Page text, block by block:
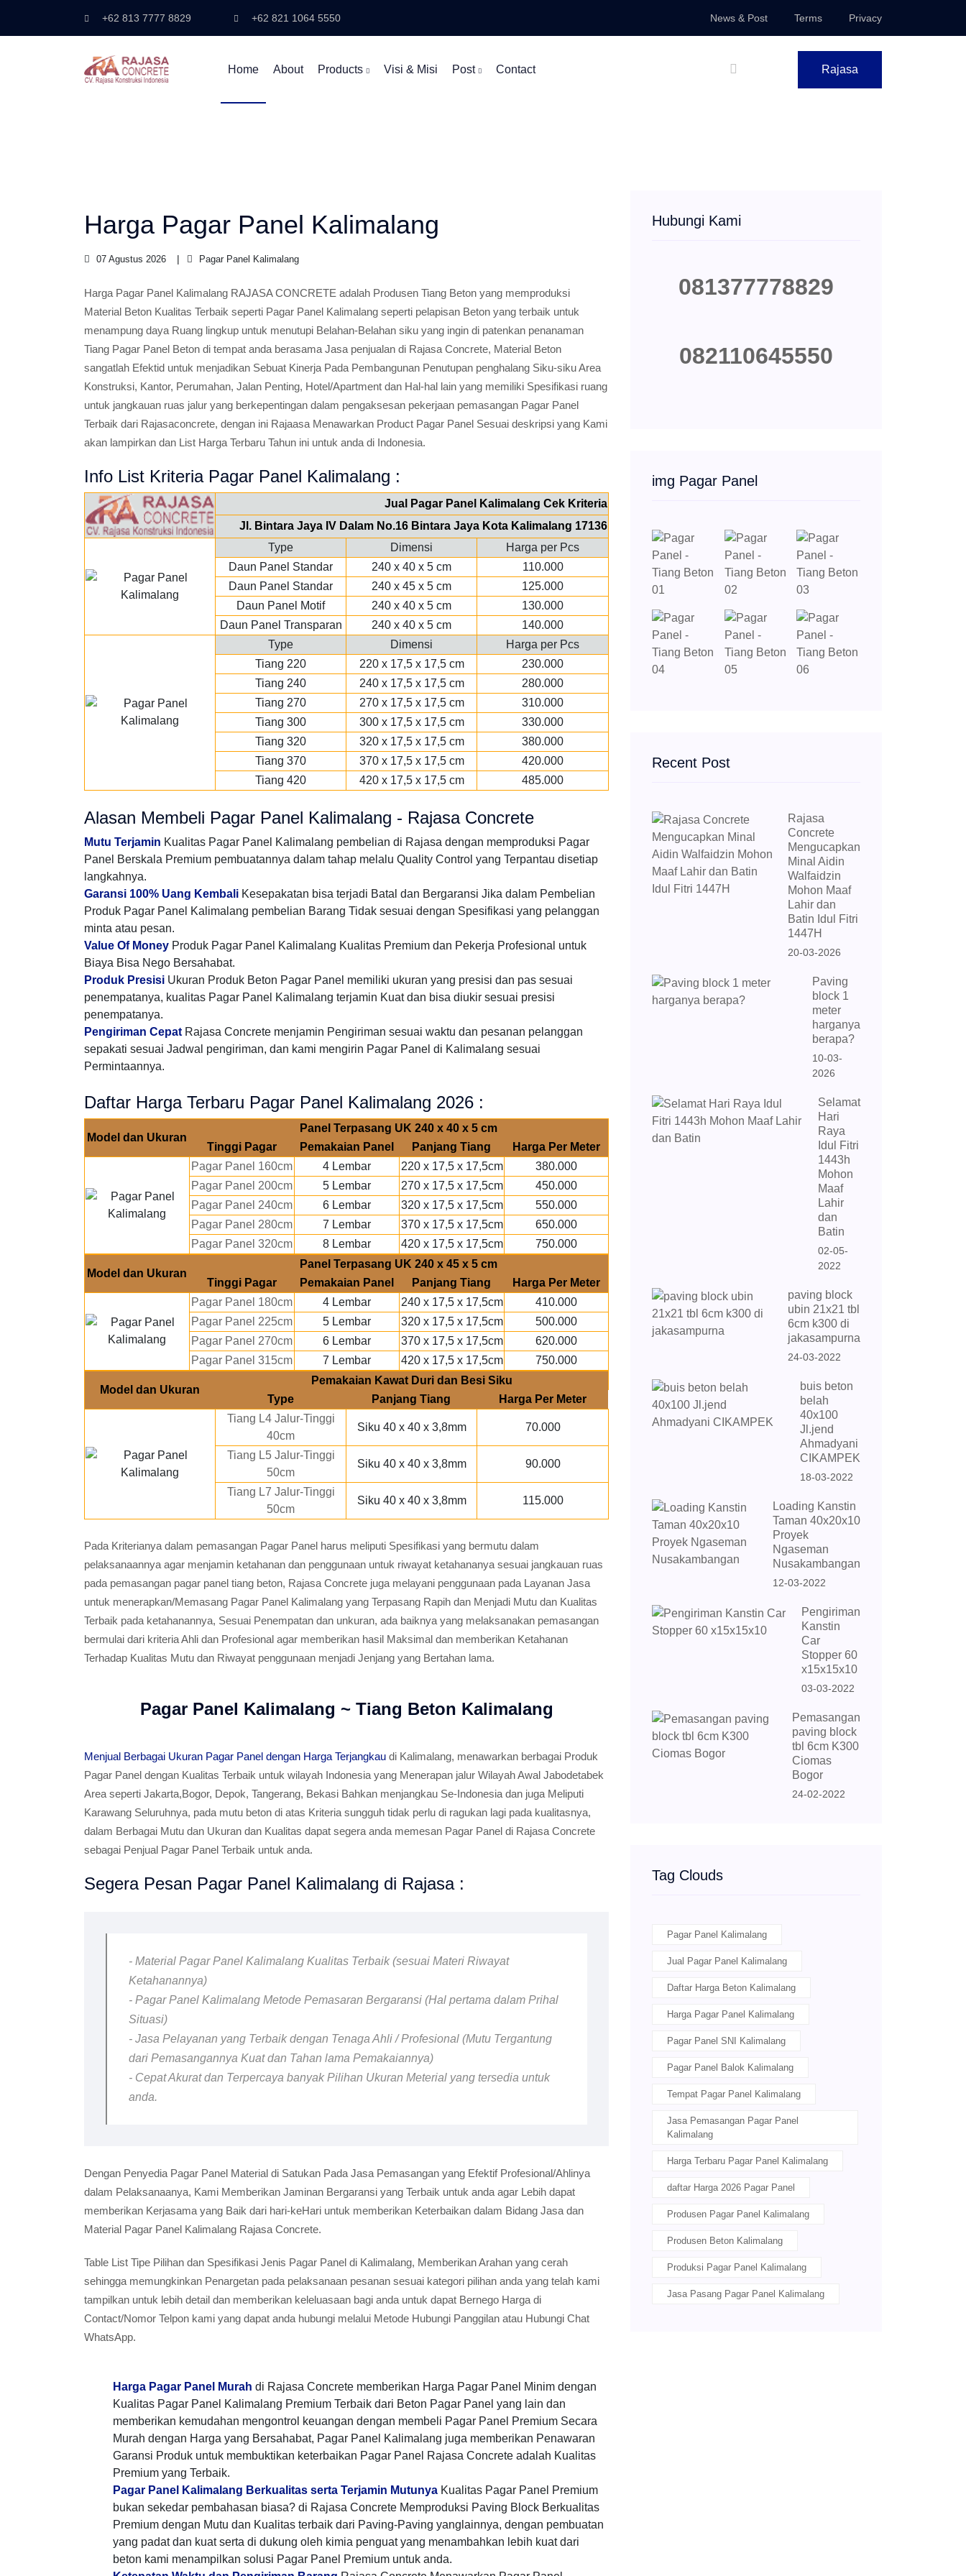
+62 813 7777 8829 +62 821 1064 5550 News & Post Terms Privacy
Home About Products Visi & Misi Post Contact Rajasa
Harga Pagar Panel Kalimalang
07 Agustus 2026 Pagar Panel Kalimalang
Harga Pagar Panel Kalimalang RAJASA CONCRETE adalah Produsen Tiang Beton yang memproduksi
Material Beton Kualitas Terbaik seperti Pagar Panel Kalimalang seperti pelapisan Beton yang terbaik untuk
menampung daya Ruang lingkup untuk menutupi Belahan-Belahan siku yang ingin di patenkan penanaman
Tiang Pagar Panel Beton di tempat anda berasama Jasa penjualan di Rajasa Concrete, Material Beton
sangatlah Efektid untuk menjadikan Sebuat Kinerja Pada Pembangunan Penutupan penghalang Siku-siku Area
Konstruksi, Kantor, Perumahan, Jalan Penting, Hotel/Apartment dan Hal-hal lain yang memiliki Spesifikasi ruang
untuk jangkauan ruas jalur yang berkepentingan dalam pengaksesan pekerjaan pemasangan Pagar Panel
Terbaik dari Rajasaconcrete, dengan ini Rajaasa Menawarkan Product Pagar Panel Sesuai deskripsi yang Kami
akan lampirkan dan List Harga Terbaru Tahun ini untuk anda di Indonesia.
Info List Kriteria Pagar Panel Kalimalang :
Jual Pagar Panel Kalimalang Cek Kriteria
Jl. Bintara Jaya IV Dalam No.16 Bintara Jaya Kota Kalimalang 17136
Type
Dimensi
Harga per Pcs
Daun Panel Standar
240 x 40 x 5 cm
110.000
Daun Panel Standar
240 x 45 x 5 cm
125.000
Daun Panel Motif
240 x 40 x 5 cm
130.000
Daun Panel Transparan
240 x 40 x 5 cm
140.000
Type
Dimensi
Harga per Pcs
Tiang 220
220 x 17,5 x 17,5 cm
230.000
Tiang 240
240 x 17,5 x 17,5 cm
280.000
Tiang 270
270 x 17,5 x 17,5 cm
310.000
Tiang 300
300 x 17,5 x 17,5 cm
330.000
Tiang 320
320 x 17,5 x 17,5 cm
380.000
Tiang 370
370 x 17,5 x 17,5 cm
420.000
Tiang 420
420 x 17,5 x 17,5 cm 485.000
Alasan Membeli Pagar Panel Kalimalang - Rajasa Concrete
Mutu Terjamin Kualitas Pagar Panel Kalimalang pembelian di Rajasa dengan memproduksi Pagar
Panel Berskala Premium pembuatannya dalam tahap melalu Quality Control yang Terpantau disetiap
langkahnya.
Garansi 100% Uang Kembali Kesepakatan bisa terjadi Batal dan Bergaransi Jika dalam Pembelian
Produk Pagar Panel Kalimalang pembelian Barang Tidak sesuai dengan Spesifikasi yang pelanggan
minta atau pesan.
Value Of Money Produk Pagar Panel Kalimalang Kualitas Premium dan Pekerja Profesional untuk
Biaya Bisa Nego Bersahabat.
Produk Presisi Ukuran Produk Beton Pagar Panel memiliki ukuran yang presisi dan pas sesuai
penempatanya, kualitas Pagar Panel Kalimalang terjamin Kuat dan bisa diukir sesuai presisi
penempatanya.
Pengiriman Cepat Rajasa Concrete menjamin Pengiriman sesuai waktu dan pesanan pelanggan
sepakati sesuai Jadwal pengiriman, dan kami mengirin Pagar Panel di Kalimalang sesuai
Permintaannya.
Daftar Harga Terbaru Pagar Panel Kalimalang 2026 :
Model dan Ukuran
Panel Terpasang UK 240 x 40 x 5 cm
Tinggi Pagar
Pemakaian Panel Panjang Tiang
Harga Per Meter
Pagar Panel 160cm
4 Lembar 220 x 17,5 x 17,5cm
380.000
Pagar Panel 200cm
5 Lembar 270 x 17,5 x 17,5cm
450.000
Pagar Panel 240cm
6 Lembar 320 x 17,5 x 17,5cm
550.000
Pagar Panel 280cm
7 Lembar 370 x 17,5 x 17,5cm
650.000
Pagar Panel 320cm
8 Lembar 420 x 17,5 x 17,5cm 750.000
Model dan Ukuran
Panel Terpasang UK 240 x 45 x 5 cm
Tinggi Pagar
Pemakaian Panel Panjang Tiang
Harga Per Meter
Pagar Panel 180cm
4 Lembar 240 x 17,5 x 17,5cm
410.000
Pagar Panel 225cm
5 Lembar 320 x 17,5 x 17,5cm
500.000
Pagar Panel 270cm
6 Lembar 370 x 17,5 x 17,5cm
620.000
Pagar Panel 315cm
7 Lembar 420 x 17,5 x 17,5cm 750.000
Model dan Ukuran
Pemakaian Kawat Duri dan Besi Siku
Type
Panjang Tiang
Harga Per Meter
Tiang L4 Jalur-Tinggi
40cm
Siku 40 x 40 x 3,8mm 70.000
Tiang L5 Jalur-Tinggi
50cm
Siku 40 x 40 x 3,8mm 90.000
Tiang L7 Jalur-Tinggi
50cm
Siku 40 x 40 x 3,8mm 115.000
Pada Kriterianya dalam pemasangan Pagar Panel harus meliputi Spesifikasi yang bermutu dalam
pelaksanaannya agar menjamin ketahanan dan penggunaan untuk riwayat ketahananya sesuai jangkauan ruas
pada pemasangan pagar panel tiang beton, Rajasa Concrete juga melayani penggunaan pada Layanan Jasa
untuk menerapkan/Memasang Pagar Panel Kalimalang yang Terpasang Rapih dan Menjadi Mutu dan Kualitas
Terbaik pada ketahanannya, Sesuai Penempatan dan unkuran, ada baiknya yang melaksanakan pemasangan
bermulai dari kriteria Ahli dan Profesional agar memberikan hasil Maksimal dan memberikan Ketahanan
Terhadap Kualitas Mutu dan Riwayat penggunaan menjadi Jenjang yang Bertahan lama.
Pagar Panel Kalimalang ~ Tiang Beton Kalimalang
Menjual Berbagai Ukuran Pagar Panel dengan Harga Terjangkau di Kalimalang, menawarkan berbagai Produk
Pagar Panel dengan Kualitas Terbaik untuk wilayah Indonesia yang Menerapan jalur Wilayah Awal Jabodetabek
Area seperti Jakarta,Bogor, Depok, Tangerang, Bekasi Bahkan menjangkau Se-Indonesia dan juga Meliputi
Karawang Seluruhnya, pada mutu beton di atas Kriteria sungguh tidak perlu di ragukan lagi pada kualitasnya,
dalam Berbagai Mutu dan Ukuran dan Kualitas dapat segera anda memesan Pagar Panel di Rajasa Concrete
sebagai Penjual Pagar Panel Terbaik untuk anda.
Segera Pesan Pagar Panel Kalimalang di Rajasa :
- Material Pagar Panel Kalimalang Kualitas Terbaik (sesuai Materi Riwayat
Ketahanannya)
- Pagar Panel Kalimalang Metode Pemasaran Bergaransi (Hal pertama dalam Prihal
Situasi)
- Jasa Pelayanan yang Terbaik dengan Tenaga Ahli / Profesional (Mutu Tergantung
dari Pemasangannya Kuat dan Tahan lama Pemakaiannya)
- Cepat Akurat dan Terpercaya banyak Pilihan Ukuran Meterial yang tersedia untuk
anda.
Dengan Penyedia Pagar Panel Material di Satukan Pada Jasa Pemasangan yang Efektif Profesional/Ahlinya
dalam Pelaksanaanya, Kami Memberikan Jaminan Bergaransi yang Terbaik untuk anda agar Lebih dapat
memberikan Kerjasama yang Baik dari hari-keHari untuk memberikan Keterbaikan dalam Bidang Jasa dan
Material Pagar Panel Kalimalang Rajasa Concrete.
Table List Tipe Pilihan dan Spesifikasi Jenis Pagar Panel di Kalimalang, Memberikan Arahan yang cerah
sehingga memungkinkan Penargetan pada pelaksanaan pesanan sesuai kategori pilihan anda yang telah kami
tampilkan untuk lebih detail dan memberikan keleluasaan bagi anda untuk dapat Bernego Harga di
Contact/Nomor Telpon kami yang dapat anda hubungi melalui Metode Hubungi Panggilan atau Hubungi Chat
WhatsApp.
Harga Pagar Panel Murah di Rajasa Concrete memberikan Harga Pagar Panel Minim dengan
Kualitas Pagar Panel Kalimalang Premium Terbaik dari Beton Pagar Panel yang lain dan
memberikan kemudahan mengontrol keuangan dengan membeli Pagar Panel Premium Secara
Murah dengan Harga yang Bersahabat, Pagar Panel Kalimalang juga memberikan Penawaran
Garansi Produk untuk membuktikan keterbaikan Pagar Panel Rajasa Concrete adalah Kualitas
Premium yang Terbaik.
Pagar Panel Kalimalang Berkualitas serta Terjamin Mutunya Kualitas Pagar Panel Premium
bukan sekedar pembahasan biasa? di Rajasa Concrete Memproduksi Paving Block Berkualitas
Premium dengan Mutu dan Kualitas terbaik dari Paving-Paving yanglainnya, dengan pembuatan
yang padat dan kuat serta di dukung oleh kimia penguat yang menambahkan lebih kuat dari
beton kami menampilkan solusi Pagar Panel Premium untuk anda.
Hubungi Kami
081377778829
082110645550
img Pagar Panel
Recent Post
Rajasa
Concrete
Mengucapkan
Minal Aidin
Walfaidzin
Mohon Maaf
Lahir dan
Batin Idul Fitri
1447H
20-03-2026
Paving
block 1
meter
harganya
berapa?
10-03-
2026
Selamat
Hari
Raya
Idul Fitri
1443h
Mohon
Maaf
Lahir
dan
Batin
02-05-
2022
paving block
ubin 21x21 tbl
6cm k300 di
jakasampurna
24-03-2022
buis beton
belah
40x100
Jl.jend
Ahmadyani
CIKAMPEK
18-03-2022
Loading Kanstin
Taman 40x20x10
Proyek
Ngaseman
Nusakambangan
12-03-2022
Pengiriman
Kanstin
Car
Stopper 60
x15x15x10
03-03-2022
Pemasangan
paving block
tbl 6cm K300
Ciomas
Bogor
24-02-2022
Tag Clouds
Pagar Panel Kalimalang
Jual Pagar Panel Kalimalang
Daftar Harga Beton Kalimalang
Harga Pagar Panel Kalimalang
Pagar Panel SNI Kalimalang
Pagar Panel Balok Kalimalang
Tempat Pagar Panel Kalimalang
Jasa Pemasangan Pagar Panel
Kalimalang
Harga Terbaru Pagar Panel Kalimalang
daftar Harga 2026 Pagar Panel
Produsen Pagar Panel Kalimalang
Produsen Beton Kalimalang
Produksi Pagar Panel Kalimalang
Jasa Pasang Pagar Panel Kalimalang